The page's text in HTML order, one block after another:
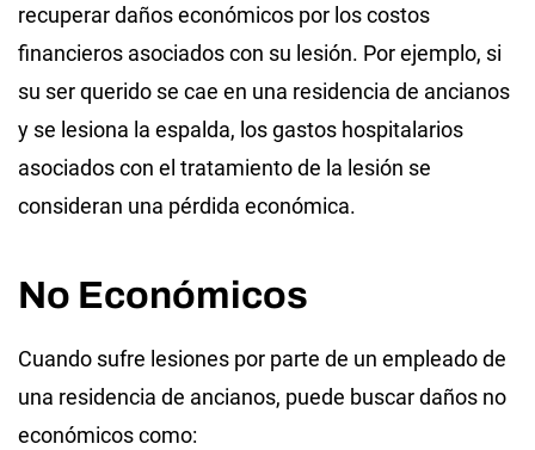
recuperar daños económicos por los costos
financieros asociados con su lesión. Por ejemplo, si
su ser querido se cae en una residencia de ancianos
y se lesiona la espalda, los gastos hospitalarios
asociados con el tratamiento de la lesión se
consideran una pérdida económica.
No Económicos
Cuando sufre lesiones por parte de un empleado de
una residencia de ancianos, puede buscar daños no
económicos como: